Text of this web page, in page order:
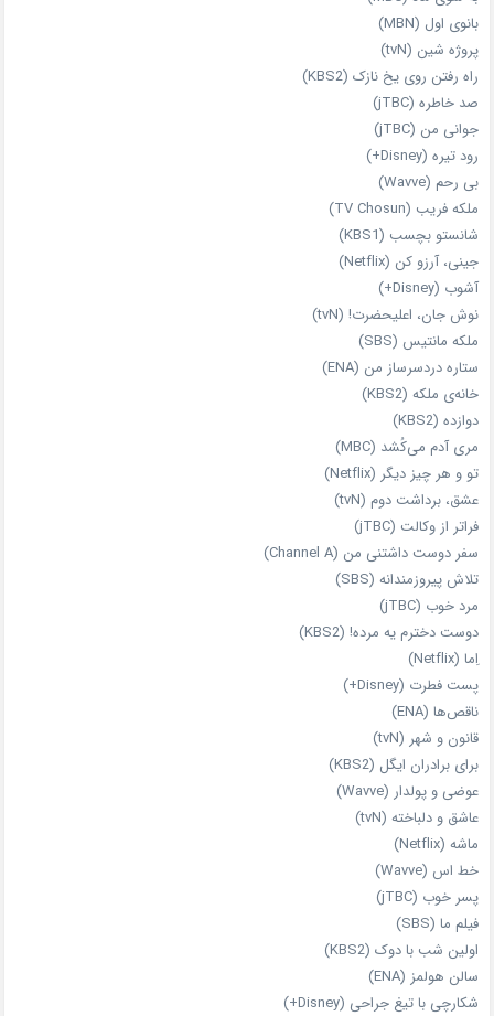
بانوی اول (MBN)
پروژه شین (tvN)
راه رفتن روی یخ نازک (KBS2)
صد خاطره (jTBC)
جوانی من (jTBC)
رود تیره (Disney+)
بی‌ رحم (Wavve)
ملکه فریب (TV Chosun)
شانستو بچسب (KBS1)
جینی، آرزو کن (Netflix)
آشوب (Disney+)
نوش جان، اعلیحضرت! (tvN)
ملکه‌ مانتیس (SBS)
ستاره دردسرساز من (ENA)
خانه‌ی ملکه (KBS2)
دوازده (KBS2)
مری آدم می‌کُشد (MBC)
تو و هر چیز دیگر (Netflix)
عشق، برداشت دوم (tvN)
فراتر از وکالت (jTBC)
سفر دوست‌ داشتنی من (Channel A)
تلاش پیروزمندانه (SBS)
مرد خوب (jTBC)
دوست دخترم یه مرده! (KBS2)
اِما (Netflix)
پست فطرت (Disney+)
ناقص‌ها (ENA)
قانون و شهر (tvN)
برای برادران ایگل (KBS2)
عوضی و پولدار (Wavve)
عاشق و دلباخته (tvN)
ماشه (Netflix)
خط اس (Wavve)
پسر خوب (jTBC)
فیلم ما (SBS)
اولین شب با دوک (KBS2)
سالن هولمز (ENA)
شکارچی با تیغ جراحی (Disney+)